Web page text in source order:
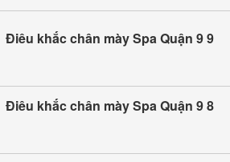
Điêu khắc chân mày Spa Quận 9 9
Điêu khắc chân mày Spa Quận 9 8